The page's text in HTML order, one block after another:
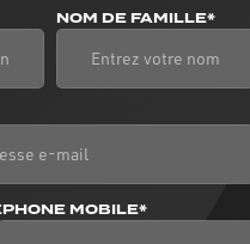
NOM DE FAMILLE*
MOBILE*